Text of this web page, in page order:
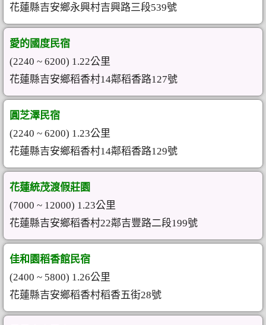
花蓮縣吉安鄉永興村吉興路三段539號
愛的國度民宿
(2240 ~ 6200) 1.22公里
花蓮縣吉安鄉稻香村14鄰稻香路127號
圓芝澤民宿
(2240 ~ 6200) 1.23公里
花蓮縣吉安鄉稻香村14鄰稻香路129號
花蓮統茂渡假莊園
(7000 ~ 12000) 1.23公里
花蓮縣吉安鄉稻香村22鄰吉豐路二段199號
佳和園稻香館民宿
(2400 ~ 5800) 1.26公里
花蓮縣吉安鄉稻香村稻香五街28號